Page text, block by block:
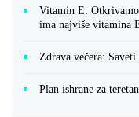
Vitamin E: Otkrivamo
ima najviše vitamina
Zdrava večera:
Plan ishrane za